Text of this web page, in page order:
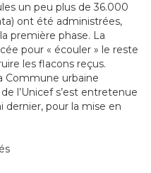
un peu plus de 36.000
ont été administrées,
première phase. La
pour « écouler » le reste
les flacons reçus.
Commune urbaine
l’Unicef s’est entretenue
dernier, pour la mise en